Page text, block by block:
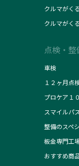
クルマがく
クルマがく
点検・整
車検
１２ヶ月点
プロケア１０
スマイルパ
整備のスペ
板金専門工
おすすめ商